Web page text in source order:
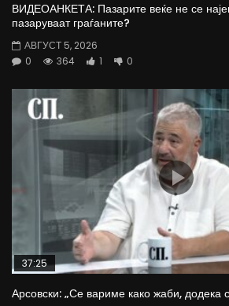
ВИДЕОАНКЕТА: Пазарите веќе не се
пазаруваат граѓаните?
АВГУСТ 5, 2026
0
364 1 0
37:25
Арсовски: „Се вариме како жаби, додека